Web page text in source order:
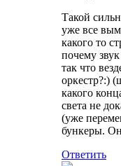
Такой
уже все
какого то
почему
так что
оркестр?:)
какого
света не
(уже
бункеры.
Ответить